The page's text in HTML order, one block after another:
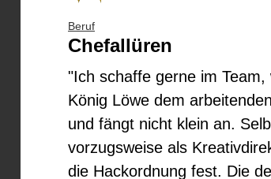
Beruf
Chefallüren
"Ich schaffe gerne im
König Löwe dem
und fängt nicht klein an.
vorzugsweise als
die Hackordnung fest. Die